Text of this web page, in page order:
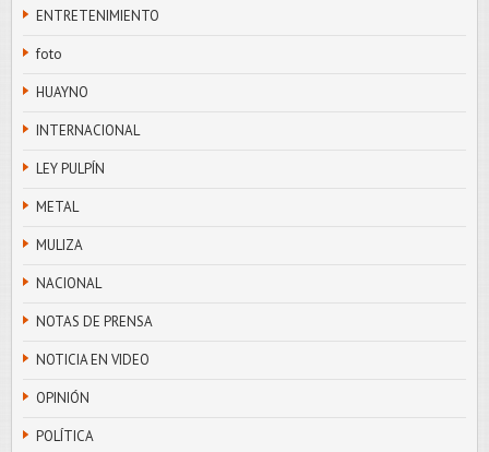
ENTRETENIMIENTO
foto
HUAYNO
INTERNACIONAL
LEY PULPÍN
METAL
MULIZA
NACIONAL
NOTAS DE PRENSA
NOTICIA EN VIDEO
OPINIÓN
POLÍTICA